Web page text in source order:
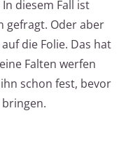
diesem Fall ist
gefragt. Oder aber
die Folie. Das hat
Falten werfen
schon fest, bevor